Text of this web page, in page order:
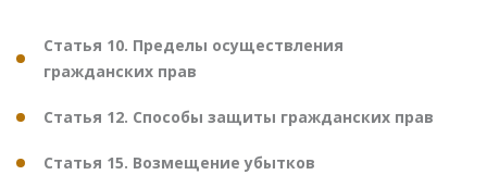
Статья 10. Пределы осуществления
гражданских прав
Статья 12. Способы защиты гражданских прав
Статья 15. Возмещение убытков